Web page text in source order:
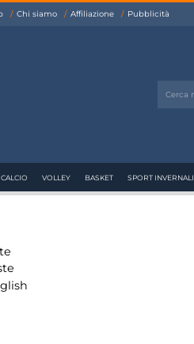
Chi siamo Affiliazione Pubblicità
CALCIO VOLLEY BASKET SPORT INVERNALI